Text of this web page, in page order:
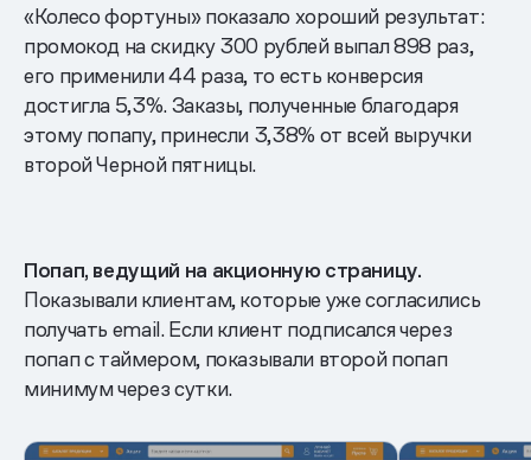
«Колесо фортуны» показало хороший результат:
промокод на скидку 300 рублей выпал 898 раз,
его применили 44 раза, то есть конверсия
достигла 5,3%. Заказы, полученные благодаря
этому попапу, принесли 3,38% от всей выручки
второй Черной пятницы.
Попап, ведущий на акционную страницу.
Показывали клиентам, которые уже согласились
получать email. Если клиент подписался через
попап с таймером, показывали второй попап
минимум через сутки.